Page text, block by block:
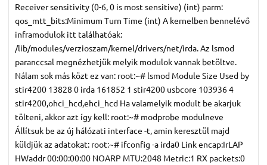
Receiver sensitivity (0-6, 0 is most sensitive) (int) parm:
qos_mtt_bits:Minimum Turn Time (int) A kernelben bennelévő
inframodulok itt találhatóak:
/lib/modules/verzioszam/kernel/drivers/net/irda. Az lsmod
paranccsal megnézhetjük melyik modulok vannak betöltve.
Nálam sok más közt ez van: root:~# lsmod Module Size Used by
stir4200 13828 0 irda 161852 1 stir4200 usbcore 103936 4
stir4200,ohci_hcd,ehci_hcd Ha valamelyik modult be akarjuk
tölteni, akkor azt így kell: root:~# modprobe modulneve
Állítsuk be az új hálózati interface -t, amin keresztül majd
küldjük az adatokat: root:~# ifconfig -a irda0 Link encap:IrLAP
HWaddr 00:00:00:00 NOARP MTU:2048 Metric:1 RX packets:0